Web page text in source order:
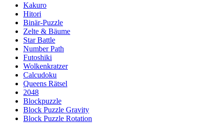
Kakuro
Hitori
Binär-Puzzle
Zelte & Bäume
Star Battle
Number Path
Futoshiki
Wolkenkratzer
Calcudoku
Queens Rätsel
2048
Blockpuzzle
Block Puzzle Gravity
Block Puzzle Rotation